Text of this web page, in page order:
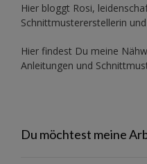
Hier bloggt Rosi,
Schnittmustererstellerin
Hier findest Du meine
Anleitungen und
Du möchtest meine